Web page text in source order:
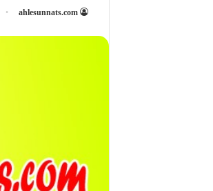
ahlesunnats.com